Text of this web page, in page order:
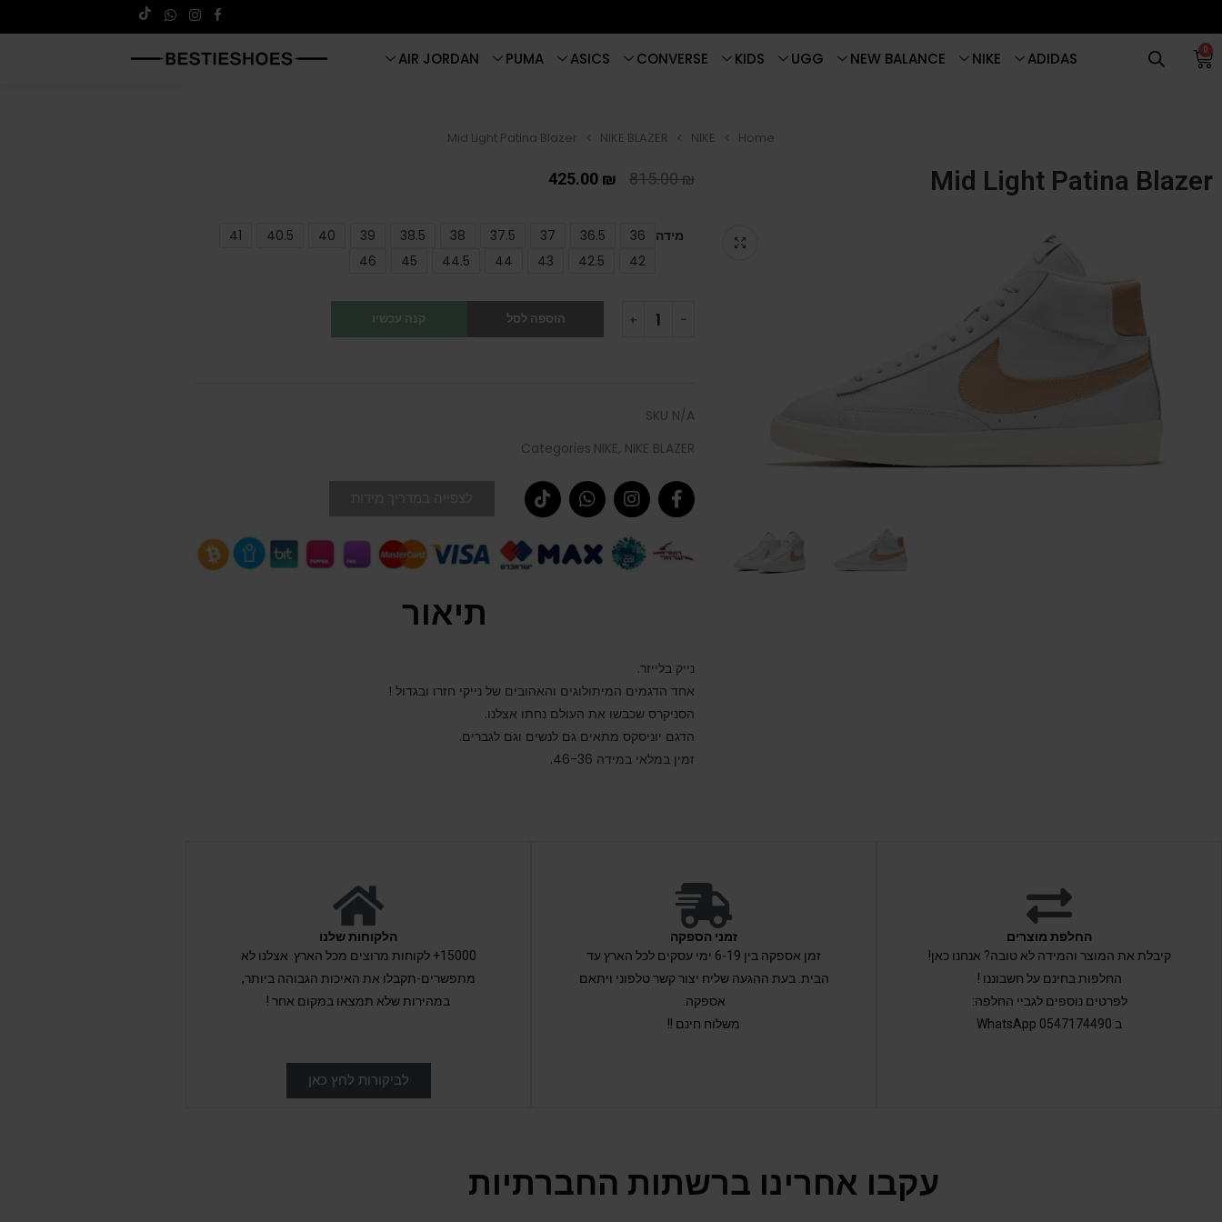
0
ADIDAS
NIKE
NEW BALANCE
UGG
KIDS
CONVERSE
ASICS
PUMA
AIR JORDAN
Home
NIKE
NIKE BLAZER
Mid Light Patina Blazer
Mid Light Patina Blazer
815.00₪
425.00 ₪
מידה 36
36.5
37
37.5
38
38.5
39
40
40.5
41
42
42.5
43
44
44.5
45
46
הוספה לסל קנה עכשיו
SKU N/A
Categories NIKE, NIKE BLAZER
תיאור
נייק בלייזר.
אחד הדגמים המיתולוגים והאהובים של נייקי חזרו ובגדול !
הסניקרס שכבשו את העולם נחתו אצלנו.
הדגם יוניסקס מתאים גם לנשים וגם לגברים.
זמין במלאי במידה 46-36.
החלפת מוצרים
קיבלת את המוצר והמידה לא טובה? אנחנו כאן!
החלפות בחינם על חשבוננו !
לפרטים נוספים לגביי החלפה:
ב 0547174490 WhatsApp
זמני הספקה
זמן אספקה בין 6-19 ימי עסקים לכל הארץ עד
הבית. בעת ההגעה שליח יצור קשר טלפוני ויתאם
אספקה.
משלוח חינם !!
הלקוחות שלנו
15000+ לקוחות מרוצים מכל הארץ. אצלנו לא
מתפשרים-תקבלו את האיכות הגבוהה ביותר,
במהירות שלא תמצאו במקום אחר !
לביקורות לחץ כאן
עקבו אחרינו ברשתות החברתיות